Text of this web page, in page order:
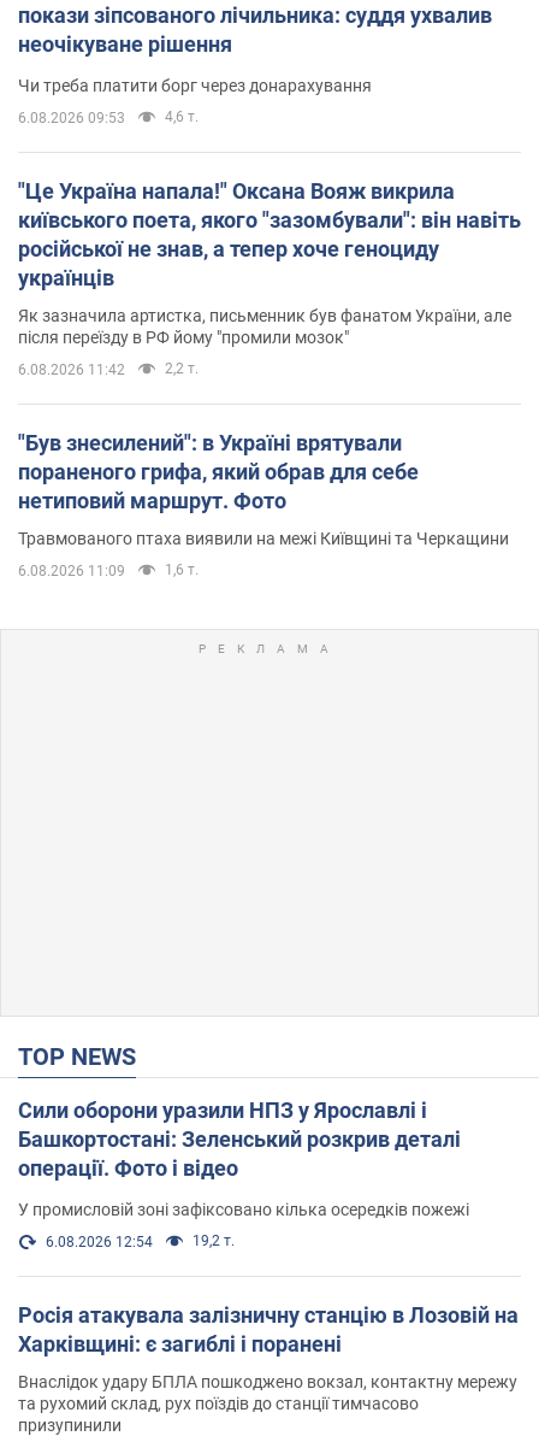
покази зіпсованого лічильника: суддя ухвалив
неочікуване рішення
Чи треба платити борг через донарахування
6.08.2026 09:53 4,6 т.
"Це Україна напала!" Оксана Вояж викрила
київського поета, якого "зазомбували": він навіть
російської не знав, а тепер хоче геноциду
українців
Як зазначила артистка, письменник був фанатом України, але
після переїзду в РФ йому "промили мозок"
6.08.2026 11:42 2,2 т.
"Був знесилений": в Україні врятували
пораненого грифа, який обрав для себе
нетиповий маршрут. Фото
Травмованого птаха виявили на межі Київщині та Черкащини
6.08.2026 11:09 1,6 т.
TOP NEWS
Сили оборони уразили НПЗ у Ярославлі і
Башкортостані: Зеленський розкрив деталі
операції. Фото і відео
У промисловій зоні зафіксовано кілька осередків пожежі
6.08.2026 12:54 19,2 т.
Росія атакувала залізничну станцію в Лозовій на
Харківщині: є загиблі і поранені
Внаслідок удару БПЛА пошкоджено вокзал, контактну мережу
та рухомий склад, рух поїздів до станції тимчасово
призупинили